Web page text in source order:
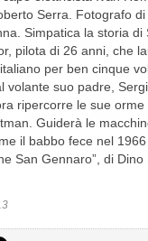
Serra. Fotografo
Simpatica la storia di
pilota di 26 anni, che
per ben cinque
volante suo padre,
ripercorre le sue orme
Guiderà le
il babbo fece nel 1966
San Gennaro”, di Dino